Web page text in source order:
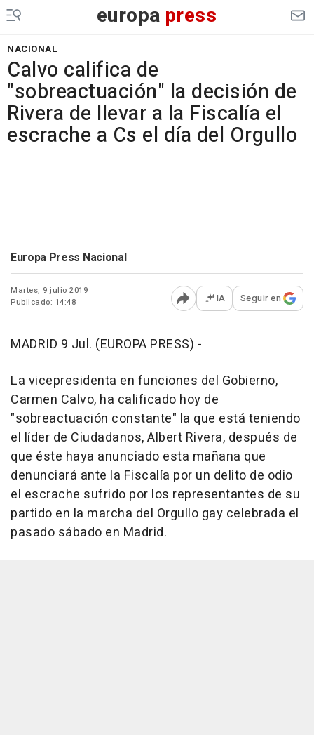
europa press
NACIONAL
Calvo califica de
"sobreactuación" la decisión de
Rivera de llevar a la Fiscalía el
escrache a Cs el día del Orgullo
Europa Press Nacional
Martes, 9 julio 2019
Publicado: 14:48
Abrir opciones para
IA Seguir en
MADRID 9 Jul. (EUROPA PRESS) -
La vicepresidenta en funciones del Gobierno,
Carmen Calvo, ha calificado hoy de
"sobreactuación constante" la que está teniendo
el líder de Ciudadanos, Albert Rivera, después de
que éste haya anunciado esta mañana que
denunciará ante la Fiscalía por un delito de odio
el escrache sufrido por los representantes de su
partido en la marcha del Orgullo gay celebrada el
pasado sábado en Madrid.